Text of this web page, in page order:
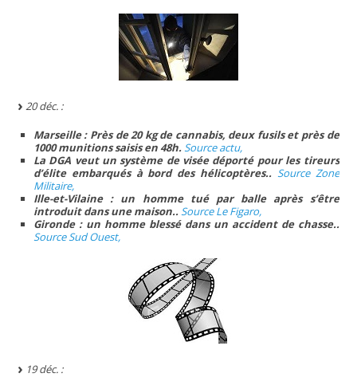
20 déc. :
Marseille : Près de 20 kg de cannabis, deux fusils et près de
1000 munitions saisis en 48h.Source actu,
La DGA veut un système de visée déporté pour les tireurs
d’élite embarqués à bord des hélicoptères.. Source Zone
Militaire,
Ille-et-Vilaine : un homme tué par balle après s’être
introduit dans une maison..Source Le Figaro,
Gironde : un homme blessé dans un accident de chasse..
Source Sud Ouest,
19 déc. :